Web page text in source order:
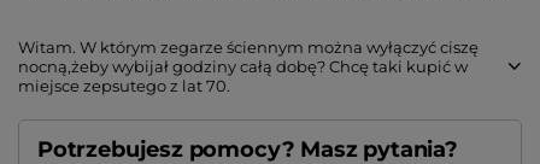
Witam. W którym zegarze ściennym można wyłączyć ciszę
nocną,żeby wybijał godziny całą dobę? Chcę taki kupić w
miejsce zepsutego z lat 70.
Potrzebujesz pomocy? Masz pytania?